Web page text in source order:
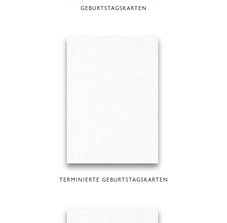
GEBURTSTAGSKARTEN
TERMINIERTE GEBURTSTAGSKARTEN